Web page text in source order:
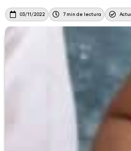
03/11/2022 7 min de lectura